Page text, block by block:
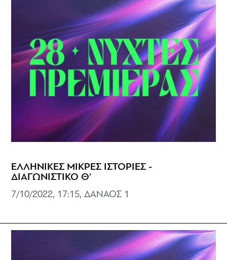
ΕΛΛΗΝΙΚΕΣ ΜΙΚΡΕΣ ΙΣΤΟΡΙΕΣ -
ΔΙΑΓΩΝΙΣΤΙΚΟ Θ’
7/10/2022, 17:15, ΔΑΝΑΟΣ 1